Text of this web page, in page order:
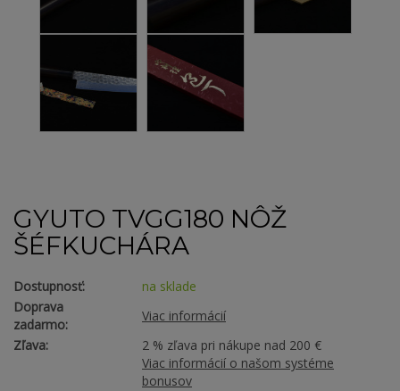
GYUTO TVGG180 NÔŽ
ŠÉFKUCHÁRA
Dostupnosť:
na sklade
Doprava
zadarmo:
Viac informácií
Zľava:
2 % zľava pri nákupe nad 200 €
Viac informácií o našom systéme
bonusov